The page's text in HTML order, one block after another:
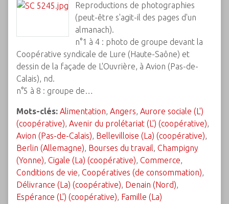
Reproductions de photographies
(peut-être s'agit-il des pages d'un
almanach).
n°1 à 4 : photo de groupe devant la
Coopérative syndicale de Lure (Haute-Saône) et
dessin de la façade de L'Ouvrière, à Avion (Pas-de-
Calais), nd.
n°5 à 8 : groupe de…
Mots-clés: Alimentation, Angers, Aurore sociale (L')
(coopérative), Avenir du prolétariat (L') (coopérative),
Avion (Pas-de-Calais), Bellevilloise (La) (coopérative),
Berlin (Allemagne), Bourses du travail, Champigny
(Yonne), Cigale (La) (coopérative), Commerce,
Conditions de vie, Coopératives (de consommation),
Délivrance (La) (coopérative), Denain (Nord),
Espérance (L') (coopérative), Famille (La)